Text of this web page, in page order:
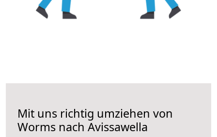
Mit uns richtig umziehen von
Worms nach Avissawella